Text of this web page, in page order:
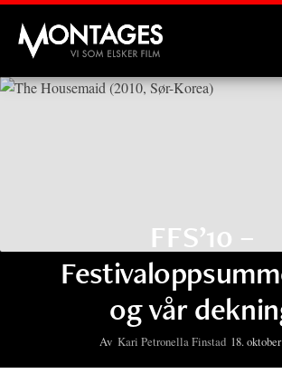
Montages
FFS’10 –
og vår
Av Kari Petronella Finstad 18.